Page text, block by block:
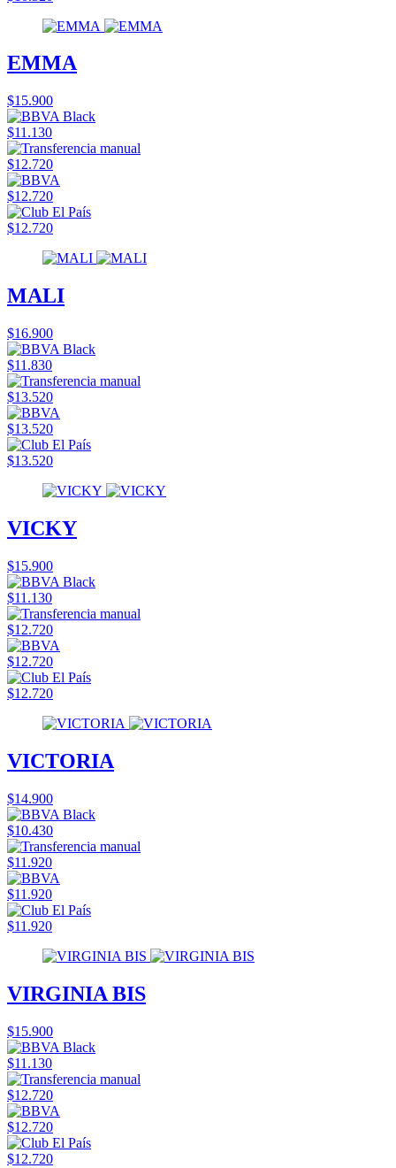
EMMA
$15.900
$11.130
$12.720
$12.720
$12.720
MALI
$16.900
$11.830
$13.520
$13.520
$13.520
VICKY
$15.900
$11.130
$12.720
$12.720
$12.720
VICTORIA
$14.900
$10.430
$11.920
$11.920
$11.920
VIRGINIA BIS
$15.900
$11.130
$12.720
$12.720
$12.720